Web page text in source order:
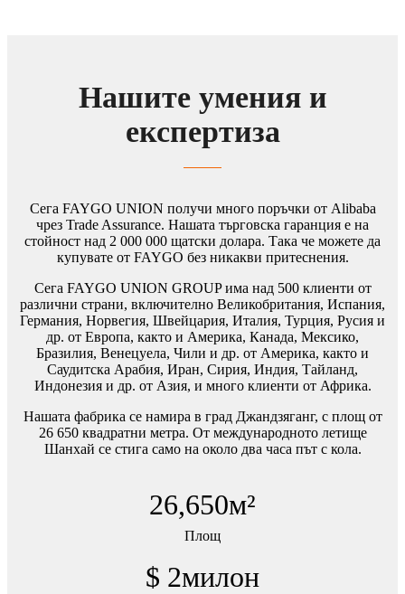
Нашите умения и
експертиза
Сега FAYGO UNION получи много поръчки от Alibaba
чрез Trade Assurance. Нашата търговска гаранция е на
стойност над 2 000 000 щатски долара. Така че можете да
купувате от FAYGO без никакви притеснения.
Сега FAYGO UNION GROUP има над 500 клиенти от
различни страни, включително Великобритания, Испания,
Германия, Норвегия, Швейцария, Италия, Турция, Русия и
др. от Европа, както и Америка, Канада, Мексико,
Бразилия, Венецуела, Чили и др. от Америка, както и
Саудитска Арабия, Иран, Сирия, Индия, Тайланд,
Индонезия и др. от Азия, и много клиенти от Африка.
Нашата фабрика се намира в град Джандзяганг, с площ от
26 650 квадратни метра. От международното летище
Шанхай се стига само на около два часа път с кола.
26,650м²
Площ
$ 2милон